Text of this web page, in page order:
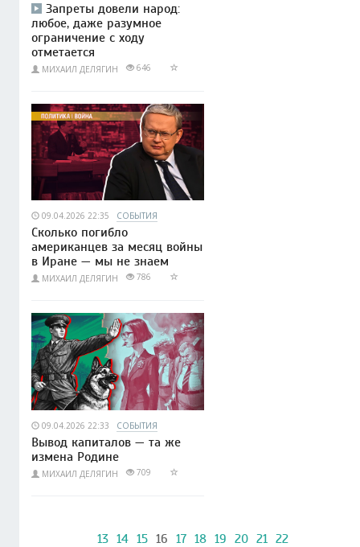
Запреты довели народ:
любое, даже разумное
ограничение с ходу
отметается
МИХАИЛ ДЕЛЯГИН 646
09.04.2026 22:35 СОБЫТИЯ
Сколько погибло
американцев за месяц войны
в Иране — мы не знаем
МИХАИЛ ДЕЛЯГИН 786
09.04.2026 22:33 СОБЫТИЯ
Вывод капиталов — та же
измена Родине
МИХАИЛ ДЕЛЯГИН 709
13 14 15 16 17 18 19 20 21 22